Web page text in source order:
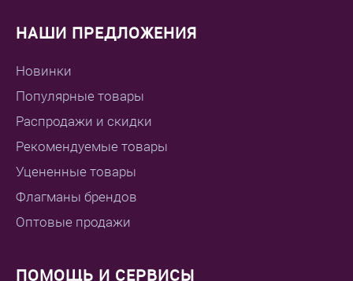
НАШИ ПРЕДЛОЖЕНИЯ
Новинки
Популярные товары
Распродажи и скидки
Рекомендуемые товары
Уцененные товары
Флагманы брендов
Оптовые продажи
ПОМОЩЬ И СЕРВИСЫ